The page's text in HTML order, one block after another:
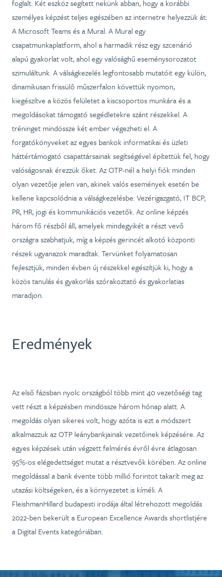
foglalt. Két eszköz segített nekünk abban, hogy a korábbi
személyes képzést teljes egészében az internetre helyezzük át:
A Microsoft Teams és a Mural. A Mural egy
csapatmunkaplatform, ahol a harmadik rész egy szcenárió
alapú gyakorlat volt, ahol egy valósághű eseménysorozatot
szimuláltunk. A válságkezelés legfontosabb mutatóit egy külön,
dinamikusan frissülő műszerfalon követtük nyomon,
kiegészítve a közös felületet a kiscsoportos munkára és a
megoldásokat támogató segédletekre szánt részekkel. A
tréninget mindössze két ember végezheti el. A
forgatókönyveket az egyes bankok informatikai és üzleti
háttértámogató csapattársainak segítségével építettük fel, hogy
valóságosnak érezzük őket. Az OTP-nél a helyi fiók minden
olyan vezetője jelen van, akinek valós események esetén be
kellene kapcsolódnia a válságkezelésbe: Vezérigazgató, IT BCP,
PR, HR, jogi és kommunikációs vezetők. Az online képzés
három fő részből áll, amelyek mindegyikét a részt vevő
országra szabhatjuk, míg a képzés gerincét alkotó központi
részek ugyanazok maradtak. Tervünket folyamatosan
fejlesztjük, minden évben új részekkel egészítjük ki, hogy a
közös tanulás és gyakorlás szórakoztató és gyakorlatias
maradjon.
Eredmények
Az első fázisban nyolc országból több mint 40 vezetőségi tag
vett részt a képzésben mindössze három hónap alatt. A
megoldás olyan sikeres volt, hogy azóta is ezt a módszert
alkalmazzuk az OTP leánybankjainak vezetőinek képzésére. Az
egyes képzések után végzett felmérés évről évre átlagosan
95%-os elégedettséget mutat a résztvevők körében. Az online
megoldással a bank évente több millió forintot takarít meg az
utazási költségeken, és a környezetet is kíméli. A
FleishmanHillard budapesti irodája által létrehozott megoldás
2022-ben bekerült a European Excellence Awards shortlistjére
a Digital Events kategóriában.